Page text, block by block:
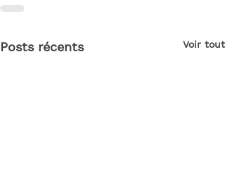
Posts récents Voir tout